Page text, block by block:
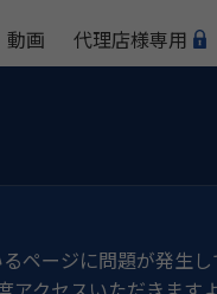
動画 代理店様専用
ページに問題が発生